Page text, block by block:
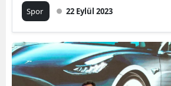
Spor 22 Eylül 2023